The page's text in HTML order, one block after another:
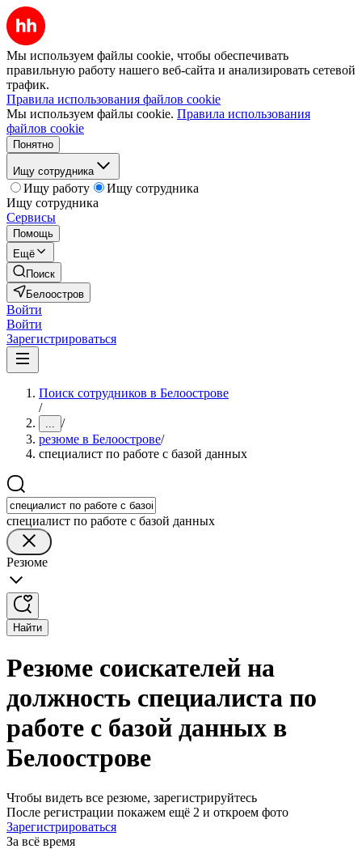
Мы используем файлы cookie, чтобы обеспечивать
правильную работу нашего веб-сайта и анализировать сетевой
трафик.
Правила использования файлов cookie
Мы используем файлы cookie. Правила использования
файлов cookie
Понятно
Ищу сотрудника
Ищу работу
Ищу сотрудника
Ищу сотрудника
Сервисы
Помощь
Ещё
Поиск
Белоостров
Войти
Войти
Зарегистрироваться
Поиск сотрудников в Белоострове
/
... /
резюме в Белоострове/
специалист по работе с базой данных
специалист по работе с базой данных
Резюме
Найти
Резюме соискателей на
должность специалиста по
работе с базой данных в
Белоострове
Чтобы видеть все резюме, зарегистрируйтесь
После регистрации покажем ещё 2 и откроем фото
Зарегистрироваться
За всё время